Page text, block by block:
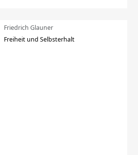
Friedrich Glauner
Freiheit und Selbsterhalt